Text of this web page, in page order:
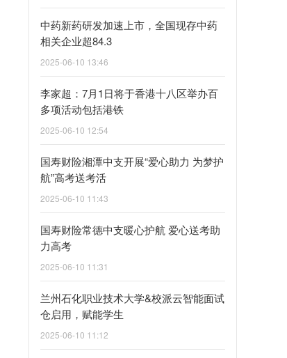
中药新药研发加速上市，全国现存中药
相关企业超84.3
2025-06-10 13:46
李家超：7月1日将于香港十八区举办百
多项活动包括港铁
2025-06-10 12:54
国寿财险湘潭中支开展“爱心助力 为梦护
航”高考送考活
2025-06-10 11:43
国寿财险常德中支暖心护航 爱心送考助
力高考
2025-06-10 11:31
兰州石化职业技术大学&校派云智能面试
仓启用，赋能学生
2025-06-10 11:12